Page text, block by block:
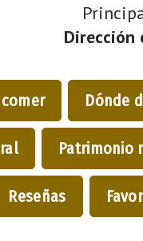
Dirección
Dónde
Patrimonio
Reseñas